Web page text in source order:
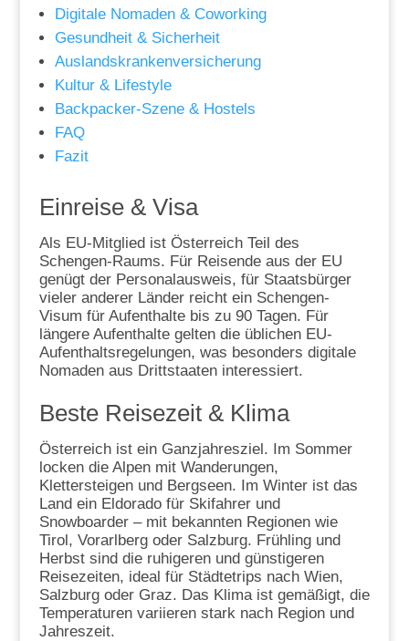
Digitale Nomaden & Coworking
Gesundheit & Sicherheit
Auslandskrankenversicherung
Kultur & Lifestyle
Backpacker-Szene & Hostels
FAQ
Fazit
Einreise & Visa
Als EU-Mitglied ist Österreich Teil des
Schengen-Raums. Für Reisende aus der EU
genügt der Personalausweis, für Staatsbürger
vieler anderer Länder reicht ein Schengen-
Visum für Aufenthalte bis zu 90 Tagen. Für
längere Aufenthalte gelten die üblichen EU-
Aufenthaltsregelungen, was besonders digitale
Nomaden aus Drittstaaten interessiert.
Beste Reisezeit & Klima
Österreich ist ein Ganzjahresziel. Im Sommer
locken die Alpen mit Wanderungen,
Klettersteigen und Bergseen. Im Winter ist das
Land ein Eldorado für Skifahrer und
Snowboarder – mit bekannten Regionen wie
Tirol, Vorarlberg oder Salzburg. Frühling und
Herbst sind die ruhigeren und günstigeren
Reisezeiten, ideal für Städtetrips nach Wien,
Salzburg oder Graz. Das Klima ist gemäßigt, die
Temperaturen variieren stark nach Region und
Jahreszeit.